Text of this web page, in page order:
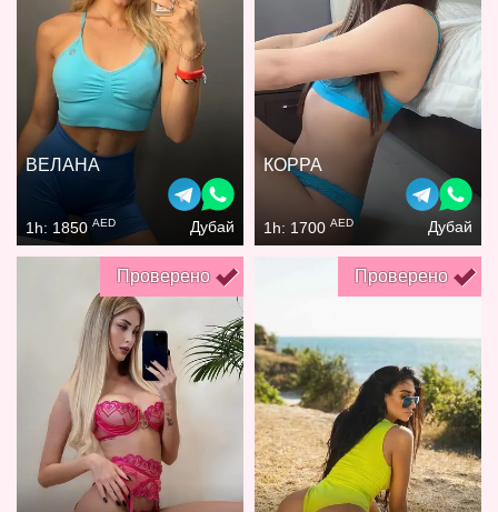
ВЕЛАНА
1h: 1850 AED Дубай
КОРРА
1h: 1700 AED Дубай
Проверено Проверено